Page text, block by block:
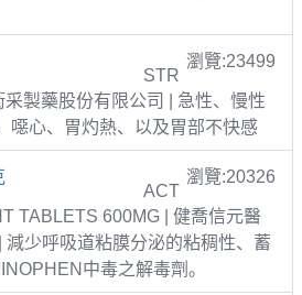
瀏覽:23499
STR
製藥股份有限公司 | 急性、慢性
噁心、胃灼熱、以及胃部不快感
瀏覽:20326
ACT
TABLETS 600MG | 健喬信元醫
減少呼吸道粘膜分泌的粘稠性、蓄
中毒之解毒劑。